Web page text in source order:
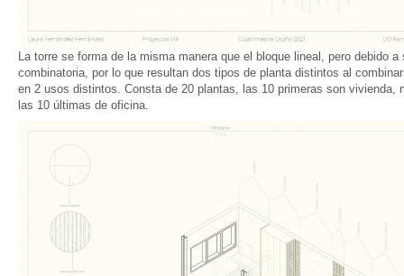
La torre se forma de la misma manera que el bloque lineal, pero debido
combinatoria, por lo que resultan dos tipos de planta distintos al
en 2 usos distintos. Consta de 20 plantas, las 10 primeras son vivienda,
las 10 últimas de oficina.